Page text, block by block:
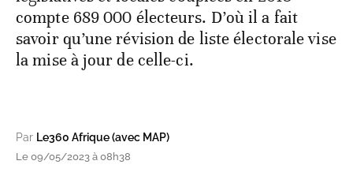
compte 689 000 électeurs. D’où il a fait
savoir qu’une révision de liste électorale vise
la mise à jour de celle-ci.
Par Le360 Afrique (avec MAP)
Le 09/05/2023 à 08h38